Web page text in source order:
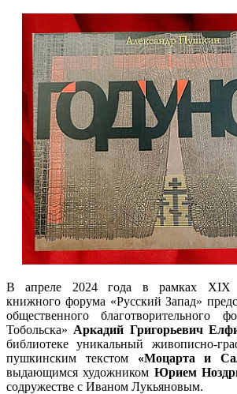
В апреле 2024 года в рамках XIX
книжного форума «Русский Запад»
общественного благотворительного
Тобольска» Аркадий Григорьевич
библиотеке уникальный живописно-
пушкинским текстом «Моцарта и
выдающимся художником Юрием
содружестве с Иваном Лукьяновым.